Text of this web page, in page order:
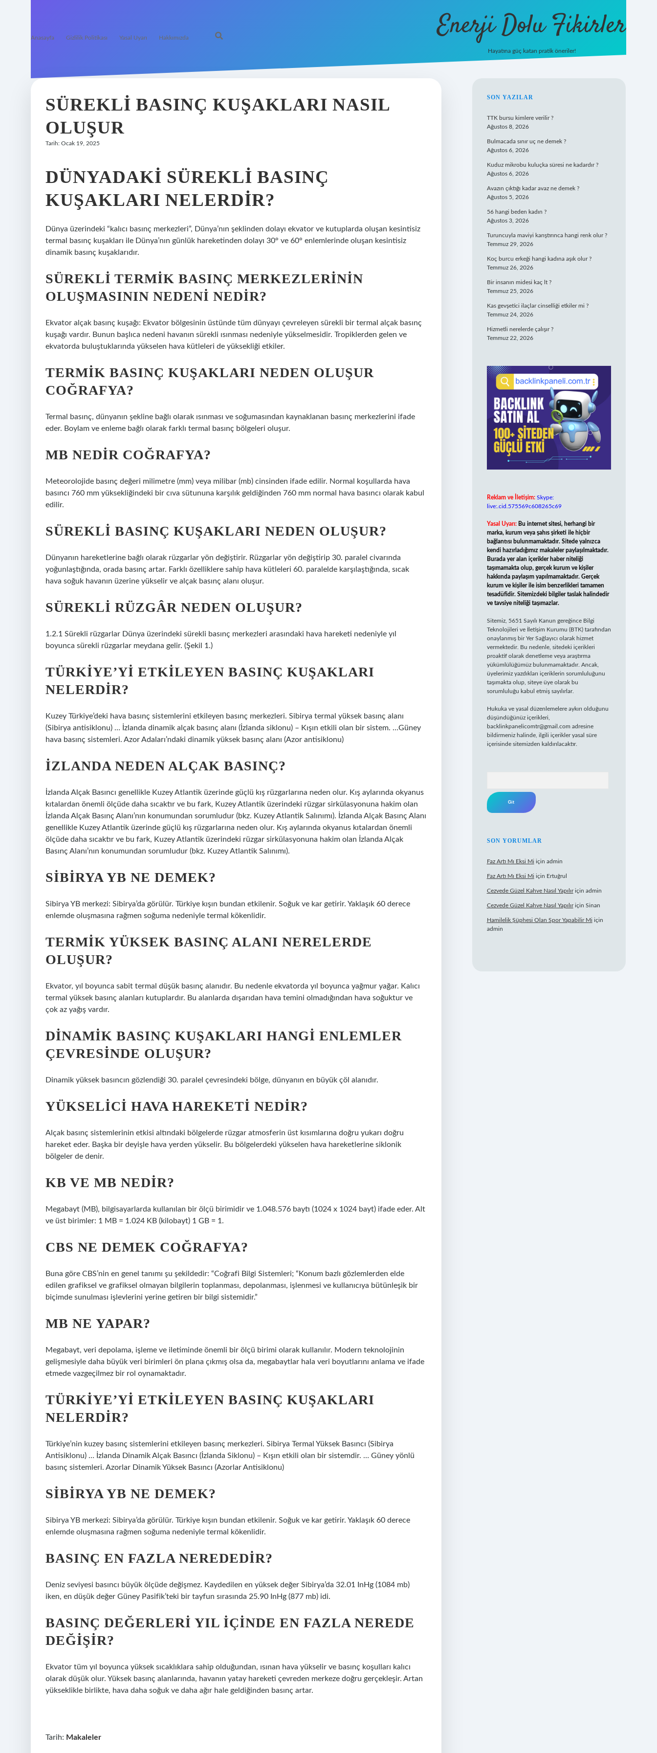
Anasayfa Gizlilik Politikası Yasal Uyarı Hakkımızda Enerji Dolu Fikirler
Hayatına güç katan pratik öneriler!
SÜREKLI BASINÇ KUŞAKLARI NASIL
OLUŞUR
Tarih: Ocak 19, 2025
DÜNYADAKI SÜREKLI BASINÇ
KUŞAKLARI NELERDIR?
Dünya üzerindeki “kalıcı basınç merkezleri”, Dünya’nın şeklinden dolayı ekvator ve kutuplarda oluşan kesintisiz
termal basınç kuşakları ile Dünya’nın günlük hareketinden dolayı 30° ve 60° enlemlerinde oluşan kesintisiz
dinamik basınç kuşaklarıdır.
SÜREKLI TERMIK BASINÇ MERKEZLERININ
OLUŞMASININ NEDENI NEDIR?
Ekvator alçak basınç kuşağı: Ekvator bölgesinin üstünde tüm dünyayı çevreleyen sürekli bir termal alçak basınç
kuşağı vardır. Bunun başlıca nedeni havanın sürekli ısınması nedeniyle yükselmesidir. Tropiklerden gelen ve
ekvatorda buluştuklarında yükselen hava kütleleri de yüksekliği etkiler.
TERMIK BASINÇ KUŞAKLARI NEDEN OLUŞUR
COĞRAFYA?
Termal basınç, dünyanın şekline bağlı olarak ısınması ve soğumasından kaynaklanan basınç merkezlerini ifade
eder. Boylam ve enleme bağlı olarak farklı termal basınç bölgeleri oluşur.
MB NEDIR COĞRAFYA?
Meteorolojide basınç değeri milimetre (mm) veya milibar (mb) cinsinden ifade edilir. Normal koşullarda hava
basıncı 760 mm yüksekliğindeki bir cıva sütununa karşılık geldiğinden 760 mm normal hava basıncı olarak kabul
edilir.
SÜREKLI BASINÇ KUŞAKLARI NEDEN OLUŞUR?
Dünyanın hareketlerine bağlı olarak rüzgarlar yön değiştirir. Rüzgarlar yön değiştirip 30. paralel civarında
yoğunlaştığında, orada basınç artar. Farklı özelliklere sahip hava kütleleri 60. paralelde karşılaştığında, sıcak
hava soğuk havanın üzerine yükselir ve alçak basınç alanı oluşur.
SÜREKLI RÜZGÂR NEDEN OLUŞUR?
1.2.1 Sürekli rüzgarlar Dünya üzerindeki sürekli basınç merkezleri arasındaki hava hareketi nedeniyle yıl
boyunca sürekli rüzgarlar meydana gelir. (Şekil 1.)
TÜRKIYE’YI ETKILEYEN BASINÇ KUŞAKLARI
NELERDIR?
Kuzey Türkiye’deki hava basınç sistemlerini etkileyen basınç merkezleri. Sibirya termal yüksek basınç alanı
(Sibirya antisiklonu) … İzlanda dinamik alçak basınç alanı (İzlanda siklonu) – Kışın etkili olan bir sistem. …Güney
hava basınç sistemleri. Azor Adaları’ndaki dinamik yüksek basınç alanı (Azor antisiklonu)
İZLANDA NEDEN ALÇAK BASINÇ?
İzlanda Alçak Basıncı genellikle Kuzey Atlantik üzerinde güçlü kış rüzgarlarına neden olur. Kış aylarında okyanus
kıtalardan önemli ölçüde daha sıcaktır ve bu fark, Kuzey Atlantik üzerindeki rüzgar sirkülasyonuna hakim olan
İzlanda Alçak Basınç Alanı’nın konumundan sorumludur (bkz. Kuzey Atlantik Salınımı). İzlanda Alçak Basınç Alanı
genellikle Kuzey Atlantik üzerinde güçlü kış rüzgarlarına neden olur. Kış aylarında okyanus kıtalardan önemli
ölçüde daha sıcaktır ve bu fark, Kuzey Atlantik üzerindeki rüzgar sirkülasyonuna hakim olan İzlanda Alçak
Basınç Alanı’nın konumundan sorumludur (bkz. Kuzey Atlantik Salınımı).
SIBIRYA YB NE DEMEK?
Sibirya YB merkezi: Sibirya’da görülür. Türkiye kışın bundan etkilenir. Soğuk ve kar getirir. Yaklaşık 60 derece
enlemde oluşmasına rağmen soğuma nedeniyle termal kökenlidir.
TERMIK YÜKSEK BASINÇ ALANI NERELERDE
OLUŞUR?
Ekvator, yıl boyunca sabit termal düşük basınç alanıdır. Bu nedenle ekvatorda yıl boyunca yağmur yağar. Kalıcı
termal yüksek basınç alanları kutuplardır. Bu alanlarda dışarıdan hava temini olmadığından hava soğuktur ve
çok az yağış vardır.
DINAMIK BASINÇ KUŞAKLARI HANGI ENLEMLER
ÇEVRESINDE OLUŞUR?
Dinamik yüksek basıncın gözlendiği 30. paralel çevresindeki bölge, dünyanın en büyük çöl alanıdır.
YÜKSELICI HAVA HAREKETI NEDIR?
Alçak basınç sistemlerinin etkisi altındaki bölgelerde rüzgar atmosferin üst kısımlarına doğru yukarı doğru
hareket eder. Başka bir deyişle hava yerden yükselir. Bu bölgelerdeki yükselen hava hareketlerine siklonik
bölgeler de denir.
KB VE MB NEDIR?
Megabayt (MB), bilgisayarlarda kullanılan bir ölçü birimidir ve 1.048.576 baytı (1024 x 1024 bayt) ifade eder. Alt
ve üst birimler: 1 MB = 1.024 KB (kilobayt) 1 GB = 1.
CBS NE DEMEK COĞRAFYA?
Buna göre CBS’nin en genel tanımı şu şekildedir: “Coğrafi Bilgi Sistemleri; “Konum bazlı gözlemlerden elde
edilen grafiksel ve grafiksel olmayan bilgilerin toplanması, depolanması, işlenmesi ve kullanıcıya bütünleşik bir
biçimde sunulması işlevlerini yerine getiren bir bilgi sistemidir.”
MB NE YAPAR?
Megabayt, veri depolama, işleme ve iletiminde önemli bir ölçü birimi olarak kullanılır. Modern teknolojinin
gelişmesiyle daha büyük veri birimleri ön plana çıkmış olsa da, megabaytlar hala veri boyutlarını anlama ve ifade
etmede vazgeçilmez bir rol oynamaktadır.
TÜRKIYE’YI ETKILEYEN BASINÇ KUŞAKLARI
NELERDIR?
Türkiye’nin kuzey basınç sistemlerini etkileyen basınç merkezleri. Sibirya Termal Yüksek Basıncı (Sibirya
Antisiklonu) … İzlanda Dinamik Alçak Basıncı (İzlanda Siklonu) – Kışın etkili olan bir sistemdir. … Güney yönlü
basınç sistemleri. Azorlar Dinamik Yüksek Basıncı (Azorlar Antisiklonu)
SIBIRYA YB NE DEMEK?
Sibirya YB merkezi: Sibirya’da görülür. Türkiye kışın bundan etkilenir. Soğuk ve kar getirir. Yaklaşık 60 derece
enlemde oluşmasına rağmen soğuma nedeniyle termal kökenlidir.
BASINÇ EN FAZLA NEREDEDIR?
Deniz seviyesi basıncı büyük ölçüde değişmez. Kaydedilen en yüksek değer Sibirya’da 32.01 InHg (1084 mb)
iken, en düşük değer Güney Pasifik’teki bir tayfun sırasında 25.90 InHg (877 mb) idi.
BASINÇ DEĞERLERI YIL IÇINDE EN FAZLA NEREDE
DEĞIŞIR?
Ekvator tüm yıl boyunca yüksek sıcaklıklara sahip olduğundan, ısınan hava yükselir ve basınç koşulları kalıcı
olarak düşük olur. Yüksek basınç alanlarında, havanın yatay hareketi çevreden merkeze doğru gerçekleşir. Artan
yükseklikle birlikte, hava daha soğuk ve daha ağır hale geldiğinden basınç artar.
Tarih: Makaleler
SIDEBAR
SON YAZILAR
TTK bursu kimlere verilir ?
Ağustos 8, 2026
Bulmacada sınır uç ne demek ?
Ağustos 6, 2026
Kuduz mikrobu kuluçka süresi ne kadardır ?
Ağustos 6, 2026
Avazın çıktığı kadar avaz ne demek ?
Ağustos 5, 2026
56 hangi beden kadın ?
Ağustos 3, 2026
Turuncuyla maviyi karıştırınca hangi renk olur ?
Temmuz 29, 2026
Koç burcu erkeği hangi kadına aşık olur ?
Temmuz 26, 2026
Bir insanın midesi kaç lt ?
Temmuz 25, 2026
Kas gevşetici ilaçlar cinselliği etkiler mi ?
Temmuz 24, 2026
Hizmetli nerelerde çalışır ?
Temmuz 22, 2026
Reklam ve İletişim: Skype:
live:.cid.575569c608265c69
Yasal Uyarı: Bu internet sitesi, herhangi bir
marka, kurum veya şahıs şirketi ile hiçbir
bağlantısı bulunmamaktadır. Sitede yalnızca
kendi hazırladığımız makaleler paylaşılmaktadır.
Burada yer alan içerikler haber niteliği
taşımamakta olup, gerçek kurum ve kişiler
hakkında paylaşım yapılmamaktadır. Gerçek
kurum ve kişiler ile isim benzerlikleri tamamen
tesadüfidir. Sitemizdeki bilgiler taslak halindedir
ve tavsiye niteliği taşımazlar.
Sitemiz, 5651 Sayılı Kanun gereğince Bilgi
Teknolojileri ve İletişim Kurumu (BTK) tarafından
onaylanmış bir Yer Sağlayıcı olarak hizmet
vermektedir. Bu nedenle, sitedeki içerikleri
proaktif olarak denetleme veya araştırma
yükümlülüğümüz bulunmamaktadır. Ancak,
üyelerimiz yazdıkları içeriklerin sorumluluğunu
taşımakta olup, siteye üye olarak bu
sorumluluğu kabul etmiş sayılırlar.
Hukuka ve yasal düzenlemelere aykırı olduğunu
düşündüğünüz içerikleri,
backlinkpanelicomtr@gmail.com adresine
bildirmeniz halinde, ilgili içerikler yasal süre
içerisinde sitemizden kaldırılacaktır.
SON YORUMLAR
Faz Artı Mı Eksi Mi için admin
Faz Artı Mı Eksi Mi için Ertuğrul
Cezvede Güzel Kahve Nasıl Yapılıriçin admin
Cezvede Güzel Kahve Nasıl Yapılıriçin Sinan
Hamilelik Şüphesi Olan Spor Yapabilir Mi için
admin